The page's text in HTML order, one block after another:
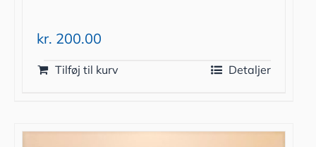
kr. 200.00
Tilføj til kurv Detaljer